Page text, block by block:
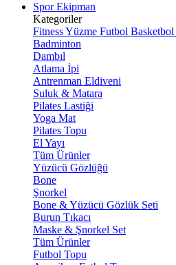
Spor Ekipman
Kategoriler
FitnessYüzme Futbol Basketbol
Badminton
Dambıl
Atlama İpi
Antrenman Eldiveni
Suluk & Matara
Pilates Lastiği
Yoga Mat
Pilates Topu
El Yayı
Tüm Ürünler
Yüzücü Gözlüğü
Bone
Şnorkel
Bone & Yüzücü Gözlük Seti
Burun Tıkacı
Maske & Şnorkel Set
Tüm Ürünler
Futbol Topu